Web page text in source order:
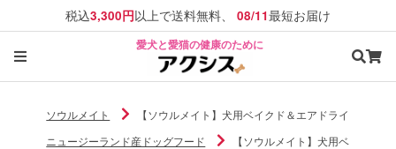
税込3,300円以上で送料無料、 08/11最短お届け
愛犬と愛猫の健康のために
ソウルメイト
【ソウルメイト】犬用ベイクド＆エアドライ
ニュージーランド産ドッグフード
【ソウルメイト】犬用ベ